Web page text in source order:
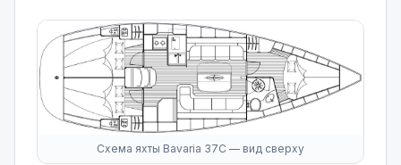
Схема яхты Bavaria 37C — вид сверху